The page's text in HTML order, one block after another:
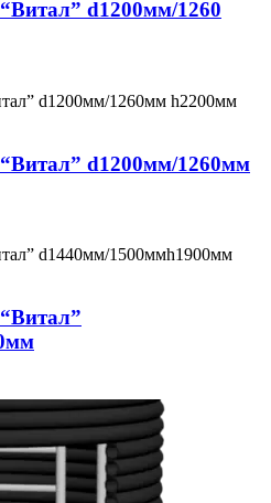
d1200мм/1260
d1200мм/1260мм